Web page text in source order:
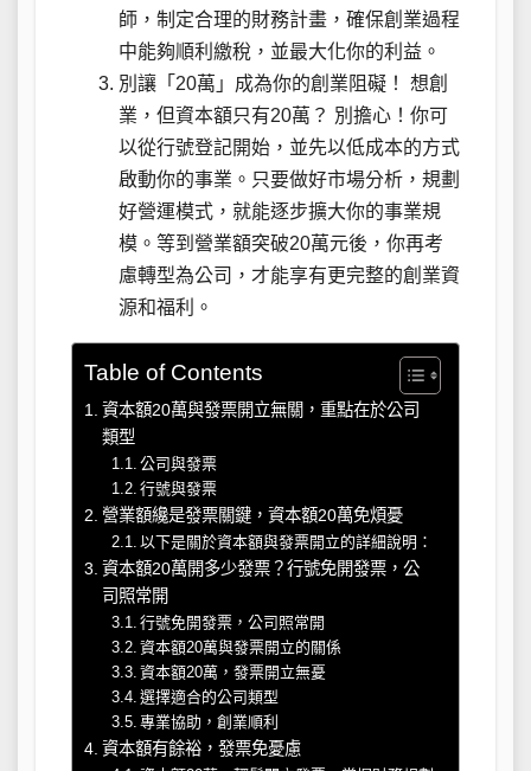
師，制定合理的財務計畫，確保創業過程
中能夠順利繳稅，並最大化你的利益。
別讓「20萬」成為你的創業阻礙！ 想創
業，但資本額只有20萬？ 別擔心！你可
以從行號登記開始，並先以低成本的方式
啟動你的事業。只要做好市場分析，規劃
好營運模式，就能逐步擴大你的事業規
模。等到營業額突破20萬元後，你再考
慮轉型為公司，才能享有更完整的創業資
源和福利。
Table of Contents
資本額20萬與發票開立無關，重點在於公司
類型
公司與發票
行號與發票
營業額纔是發票關鍵，資本額20萬免煩憂
以下是關於資本額與發票開立的詳細說明：
資本額20萬開多少發票？行號免開發票，公
司照常開
行號免開發票，公司照常開
資本額20萬與發票開立的關係
資本額20萬，發票開立無憂
選擇適合的公司類型
專業協助，創業順利
資本額有餘裕，發票免憂慮